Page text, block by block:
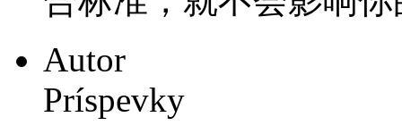
Autor
Príspevky